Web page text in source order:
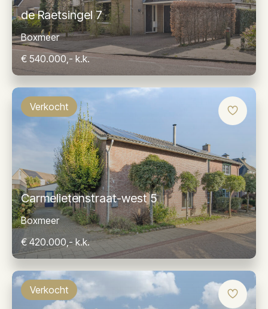
de Raetsingel 7
Boxmeer
€ 540.000,- k.k.
Verkocht
Carmelietenstraat-west 5
Boxmeer
€ 420.000,- k.k.
Verkocht